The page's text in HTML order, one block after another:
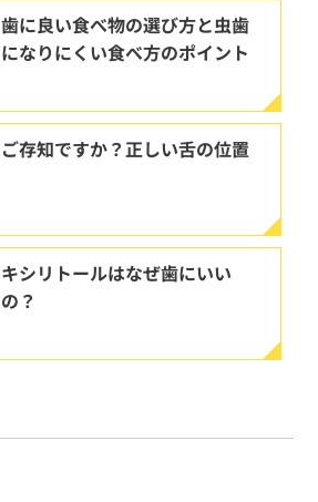
歯に良い食べ物の選び方と虫歯
になりにくい食べ方のポイント
ご存知ですか？正しい舌の位置
キシリトールはなぜ歯にいい
の？